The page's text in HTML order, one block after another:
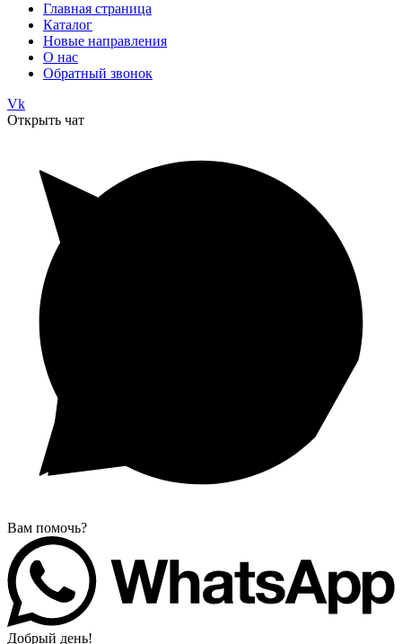
Главная страница
Каталог
Новые направления
О нас
Обратный звонок
Vk
Открыть чат
Вам помочь?
Добрый день!